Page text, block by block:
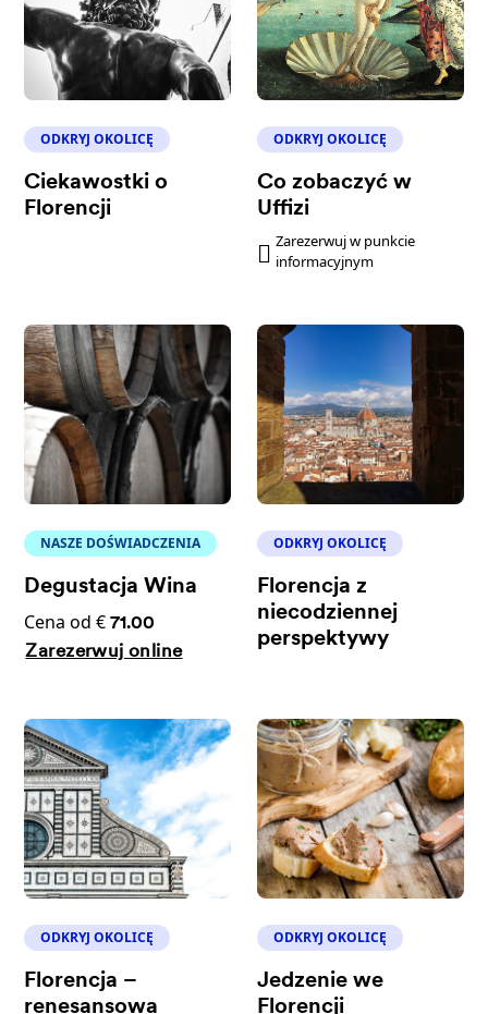
ODKRYJ OKOLICĘ
Ciekawostki o
Florencji
ODKRYJ OKOLICĘ
Co zobaczyć w
Uffizi
Zarezerwuj w punkcie
informacyjnym
NASZE DOŚWIADCZENIA
Degustacja Wina
Cena od €71.00
Zarezerwuj online
ODKRYJ OKOLICĘ
Florencja z
niecodziennej
perspektywy
ODKRYJ OKOLICĘ
Florencja –
renesansowa
ODKRYJ OKOLICĘ
Jedzenie we
Florencji